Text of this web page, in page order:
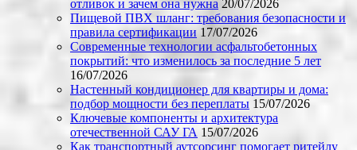
отливок и зачем она нужна 20/07/2026
Пищевой ПВХ шланг: требования безопасности и
правила сертификации 17/07/2026
Современные технологии асфальтобетонных
покрытий: что изменилось за последние 5 лет
16/07/2026
Настенный кондиционер для квартиры и дома:
подбор мощности без переплаты 15/07/2026
Ключевые компоненты и архитектура
отечественной САУ ГА 15/07/2026
Как транспортный аутсорсинг помогает ритейлу